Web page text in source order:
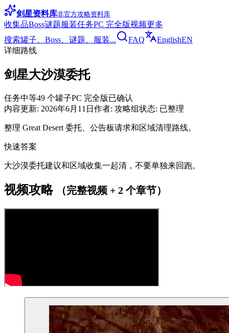
剑星资料库非官方攻略资料库
收集品Boss谜题服装任务PC 完全版视频更多
搜索罐子、Boss、谜题、服装...
FAQ EnglishEN
详细路线
剑星大沙漠委托
任务中等49 个罐子PC 完全版已确认
内容更新: 2026年6月11日 作者: 攻略组状态: 已整理
整理 Great Desert 委托、公告板请求和区域清理路线。
快速答案
大沙漠委托建议和区域收集一起清，不要单独来回跑。
视频攻略 （完整视频 + 2 个章节）